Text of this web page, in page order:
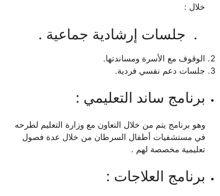
خلال :
. جلسات إرشادية جماعية .
الوقوف مع الأسرة ومساندتها.
جلسات دعم نفسي فردية.
برنامج ساند التعليمي :
وهو برنامج يتم من خلال التعاون مع وزارة التعليم لطرحه
في مستشفيات أطفال السرطان من خلال عدة فصول
تعليمية مخصصة لهم .
برنامج العلاجات :